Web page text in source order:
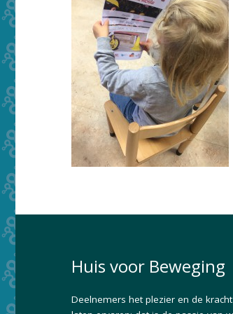
Huis voor Beweging
Deelnemers het plezier en de